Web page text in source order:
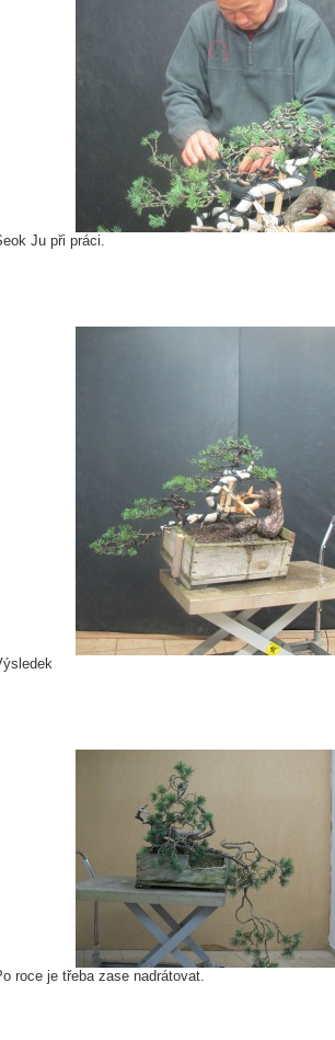
Ju při práci.
roce je třeba zase nadrátovat.